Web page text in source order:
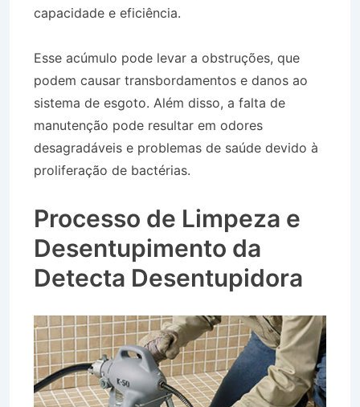
capacidade e eficiência.
Esse acúmulo pode levar a obstruções, que
podem causar transbordamentos e danos ao
sistema de esgoto. Além disso, a falta de
manutenção pode resultar em odores
desagradáveis e problemas de saúde devido à
proliferação de bactérias.
Processo de Limpeza e
Desentupimento da
Detecta Desentupidora